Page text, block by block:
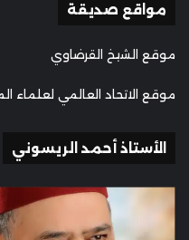
مواقع صديقة
موقع الشيخ القرضاوي
موقع الاتحاد العالمي لعلماء
الأستاذ أحمد الريسوني